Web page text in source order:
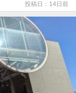
投稿日：14日前